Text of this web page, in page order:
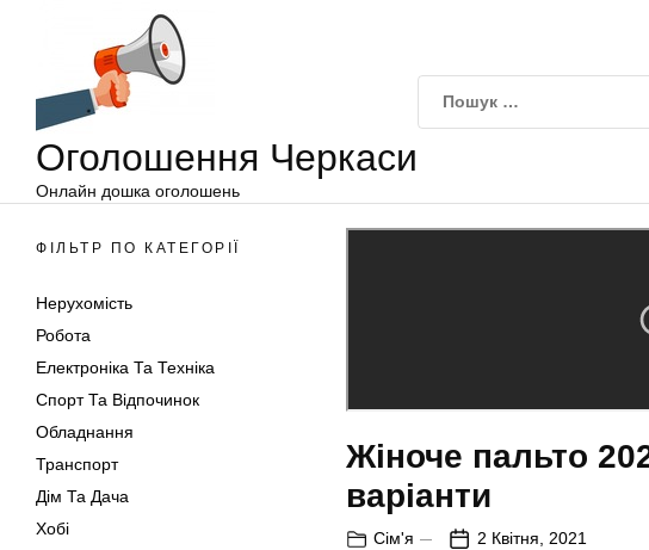
Оголошення Черкаси
Онлайн дошка оголошень
ФІЛЬТР ПО КАТЕГОРІЇ
Нерухомість
Робота
Електроніка Та Техніка
Спорт Та Відпочинок
Обладнання
Транспорт
Дім Та Дача
Хобі
Жіноче пальто
варіанти
Сім'я 2 Квітня, 2021